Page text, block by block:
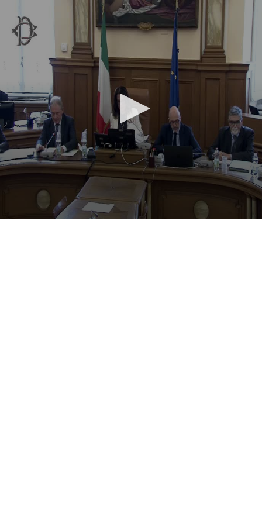
Vai al contenuto principale
WebTV Camera dei Deputati
Vai al menu di navigazione
Contenuto
Fine contenuto
Vai al contenuto principale Vai al menu di navigazione